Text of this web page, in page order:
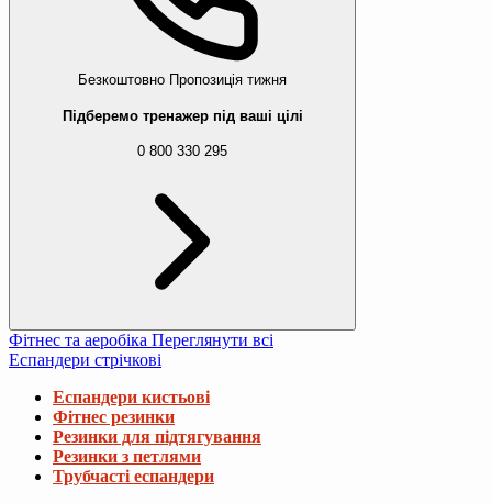
Безкоштовно Пропозиція тижня
Підберемо тренажер під ваші цілі
0 800 330 295
Фітнес та аеробіка Переглянути всі
Еспандери стрічкові
Еспандери кистьові
Фітнес резинки
Резинки для підтягування
Резинки з петлями
Трубчасті еспандери